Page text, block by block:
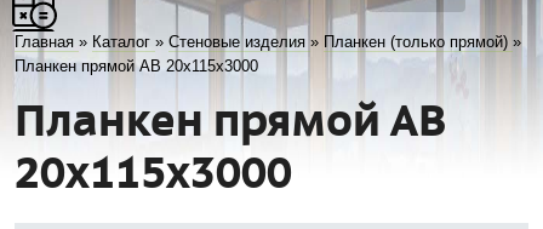
Главная » Каталог »Стеновые изделия » Планкен (только прямой) »
Планкен прямой АВ 20х115х3000
Планкен прямой АВ
20х115х3000